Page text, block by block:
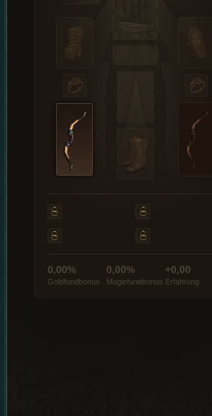
0,00%
Goldfundbonus
0,00%
Magiefundbonus
+0,00
Erfahrung